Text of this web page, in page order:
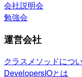
会社説明会
勉強会
運営会社
クラスメソッドにつ
DevelopersIOとは